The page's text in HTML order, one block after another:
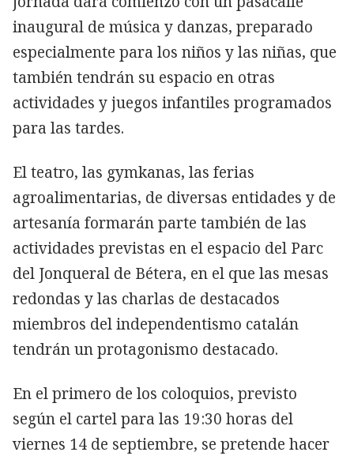
inaugural de música y danzas, preparado
especialmente para los niños y las niñas, que
también tendrán su espacio en otras
actividades y juegos infantiles programados
para las tardes.
El teatro, las gymkanas, las ferias
agroalimentarias, de diversas entidades y de
artesanía formarán parte también de las
actividades previstas en el espacio del Parc
del Jonqueral de Bétera, en el que las mesas
redondas y las charlas de destacados
miembros del independentismo catalán
tendrán un protagonismo destacado.
En el primero de los coloquios, previsto
según el cartel para las 19:30 horas del
viernes 14 de septiembre, se pretende hacer